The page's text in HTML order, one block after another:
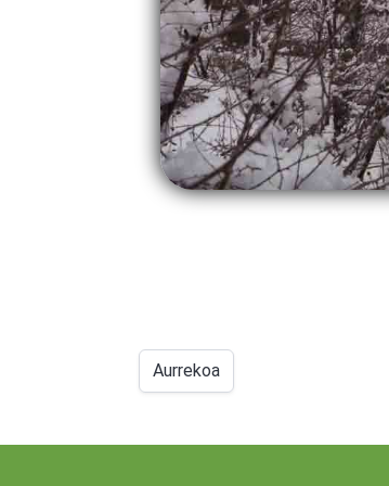
Aurrekoa